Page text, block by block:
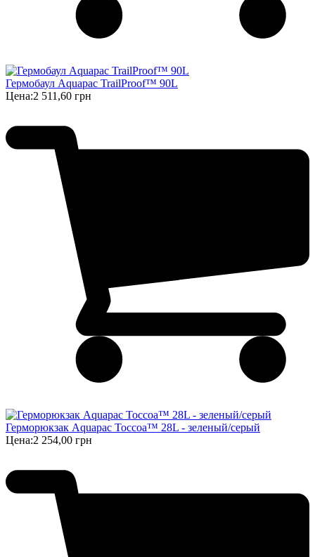
Гермобаул Aquapac TrailProof™ 90L
Цена:2 511,60 грн
Герморюкзак Aquapac Toccoa™ 28L - зеленый/серый
Цена:2 254,00 грн